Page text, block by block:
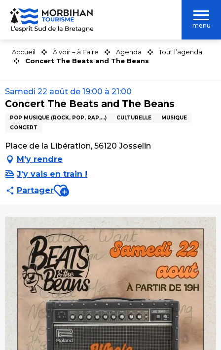
Aller
contenu
menu
Accueil À voir – à Faire Agenda
Tout l’agenda
Concert The Beats and The Beans
Samedi 22 août de 19:00 à 21:00
Concert The Beats and The Beans
POP MUSIQUE (ROCK, POP, RAP,...) CULTURELLE
MUSIQUE
CONCERT
Place de la Libération, 56120 Josselin
M'y rendre
J'y vais en train !
PartagerAjouter aux favoris